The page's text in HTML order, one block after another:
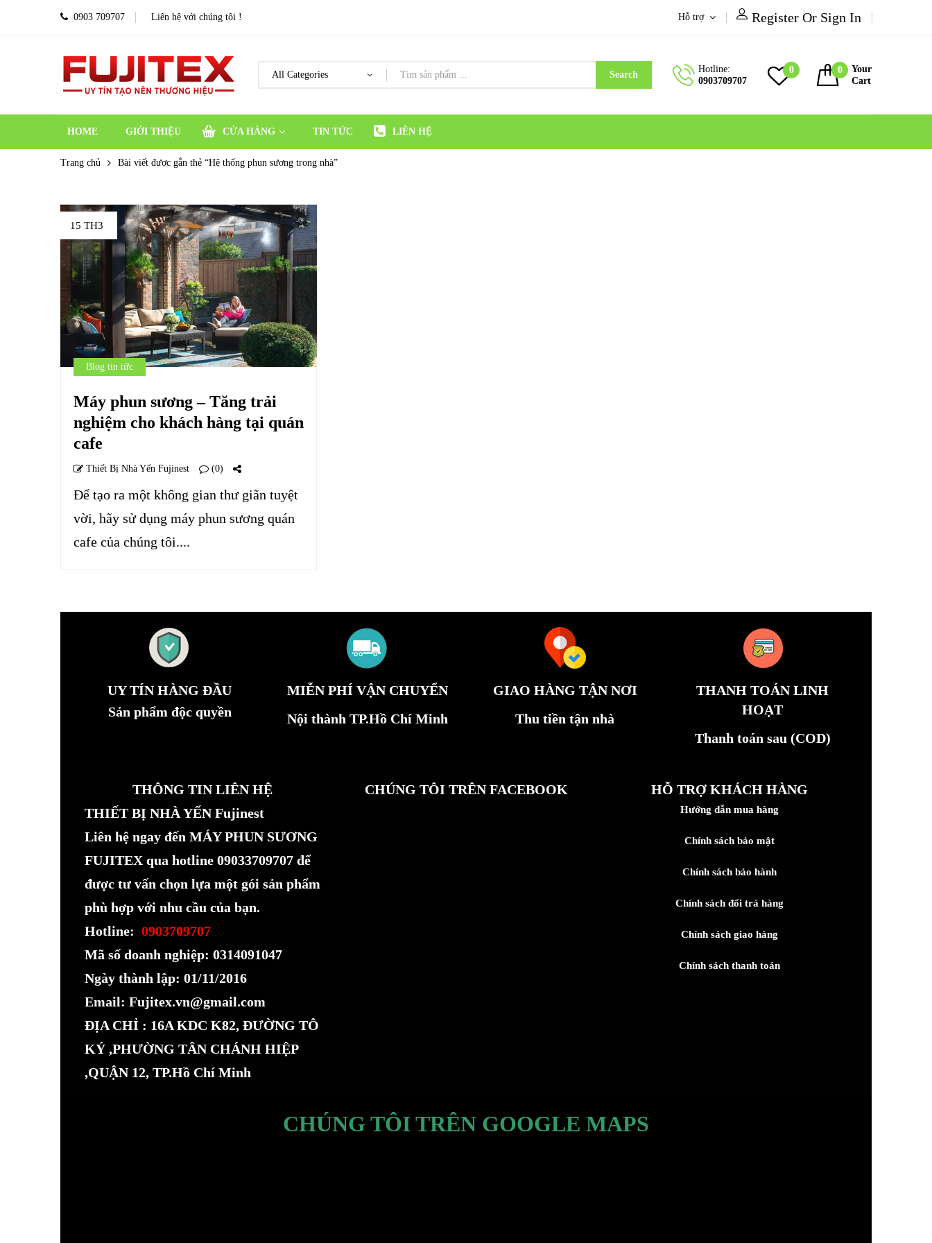
0903 709707 Liên hệ với chúng tôi ! Hỗ trợ Register Or Sign In
Search
Hotline:
0903709707
0 0
Your
Cart
HOME GIỚI THIỆU CỬA HÀNG TIN TỨC LIÊN HỆ
Trang chủ Bài viết được gắn thẻ “Hệ thống phun sương trong nhà”
15 TH3
Blog tin tức
Máy phun sương – Tăng trải
nghiệm cho khách hàng tại quán
cafe
Thiết Bị Nhà Yến Fujinest (0)
Để tạo ra một không gian thư giãn tuyệt
vời, hãy sử dụng máy phun sương quán
cafe của chúng tôi....
UY TÍN HÀNG ĐẦU
Sản phẩm độc quyền
MIỄN PHÍ VẬN CHUYỂN
Nội thành TP.Hồ Chí Minh
GIAO HÀNG TẬN NƠI
Thu tiền tận nhà
THANH TOÁN LINH
HOẠT
Thanh toán sau (COD)
THÔNG TIN LIÊN HỆ
THIẾT BỊ NHÀ YẾN Fujinest
Liên hệ ngay đến MÁY PHUN SƯƠNG
FUJITEX qua hotline 09033709707 để
được tư vấn chọn lựa một gói sản phẩm
phù hợp với nhu cầu của bạn.
Hotline: 0903709707
Mã số doanh nghiệp: 0314091047
Ngày thành lập: 01/11/2016
Email: Fujitex.vn@gmail.com
ĐỊA CHỈ : 16A KDC K82, ĐƯỜNG TÔ
KÝ ,PHƯỜNG TÂN CHÁNH HIỆP
,QUẬN 12, TP.Hồ Chí Minh
CHÚNG TÔI TRÊN FACEBOOK HỖ TRỢ KHÁCH HÀNG
Hướng dẫn mua hàng
Chính sách bảo mật
Chính sách bảo hành
Chính sách đổi trả hàng
Chính sách giao hàng
Chính sách thanh toán
CHÚNG TÔI TRÊN GOOGLE MAPS